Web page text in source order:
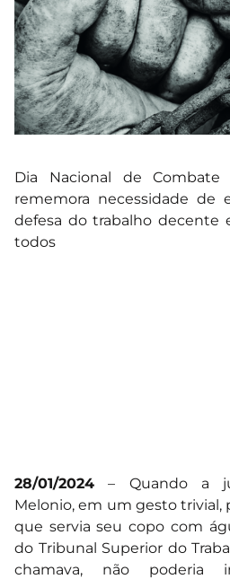
Dia Nacional de Combate
rememora necessidade de
defesa do trabalho decente
todos
28/01/2024 – Quando a
Melonio, em um gesto
que servia seu copo com
do Tribunal Superior do
chamava, não poderia